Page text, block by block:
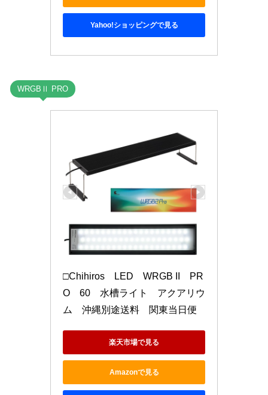
Yahoo!ショッピングで見る
WRGBⅡ PRO
□Chihiros　LED　WRGB II　PR
O　60　水槽ライト　アクアリウ
ム　沖縄別途送料　関東当日便
楽天市場で見る
Amazonで見る